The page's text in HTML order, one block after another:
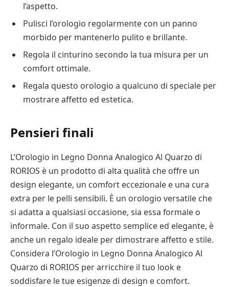
l’aspetto.
Pulisci l’orologio regolarmente con un panno
morbido per mantenerlo pulito e brillante.
Regola il cinturino secondo la tua misura per un
comfort ottimale.
Regala questo orologio a qualcuno di speciale per
mostrare affetto ed estetica.
Pensieri finali
L’Orologio in Legno Donna Analogico Al Quarzo di
RORIOS è un prodotto di alta qualità che offre un
design elegante, un comfort eccezionale e una cura
extra per le pelli sensibili. È un orologio versatile che
si adatta a qualsiasi occasione, sia essa formale o
informale. Con il suo aspetto semplice ed elegante, è
anche un regalo ideale per dimostrare affetto e stile.
Considera l’Orologio in Legno Donna Analogico Al
Quarzo di RORIOS per arricchire il tuo look e
soddisfare le tue esigenze di design e comfort.